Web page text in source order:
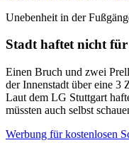
Unebenheit in der
Stadt haftet nicht
Einen Bruch und zwei
der Innenstadt über eine 3
Laut dem LG Stuttgart
müssten auch selbst
Werbung für kostenlosen